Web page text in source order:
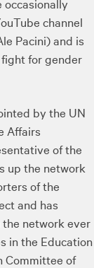
channel
Pacini) and is
for gender
by the UN
Affairs
of the
up the network
of the
and has
network ever
in the Education
Committee of